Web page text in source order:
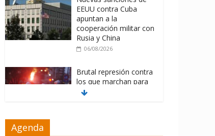
EEUU contra Cuba
apuntan a la
cooperación militar con
Rusia y China
06/08/2026
Brutal represión contra
los que marchan para
que no se venda la
Agenda